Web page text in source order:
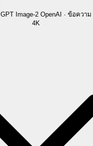
GPT Image-2 OpenAI · ข้อควา
4K